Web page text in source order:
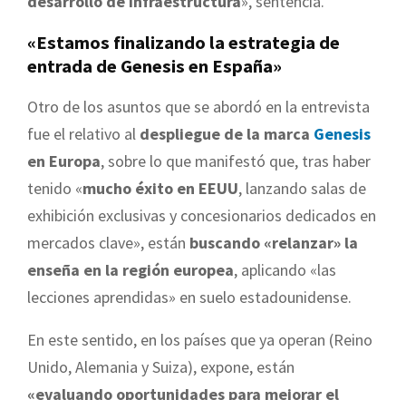
«Estamos finalizando la estrategia de
entrada de Genesis en España»
Otro de los asuntos que se abordó en la entrevista
fue el relativo al despliegue de la marca Genesis
en Europa, sobre lo que manifestó que, tras haber
tenido «mucho éxito en EEUU, lanzando salas de
exhibición exclusivas y concesionarios dedicados en
mercados clave», están buscando «relanzar» la
enseña en la región europea, aplicando «las
lecciones aprendidas» en suelo estadounidense.
En este sentido, en los países que ya operan (Reino
Unido, Alemania y Suiza), expone, están
«evaluando oportunidades para mejorar el